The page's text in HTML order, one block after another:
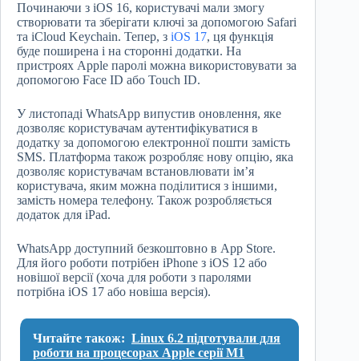
Починаючи з iOS 16, користувачі мали змогу
створювати та зберігати ключі за допомогою Safari
та iCloud Keychain. Тепер, з iOS 17, ця функція
буде поширена і на сторонні додатки. На
пристроях Apple паролі можна використовувати за
допомогою Face ID або Touch ID.
У листопаді WhatsApp випустив оновлення, яке
дозволяє користувачам аутентифікуватися в
додатку за допомогою електронної пошти замість
SMS. Платформа також розробляє нову опцію, яка
дозволяє користувачам встановлювати ім’я
користувача, яким можна поділитися з іншими,
замість номера телефону. Також розробляється
додаток для iPad.
WhatsApp доступний безкоштовно в App Store.
Для його роботи потрібен iPhone з iOS 12 або
новішої версії (хоча для роботи з паролями
потрібна iOS 17 або новіша версія).
Читайте також: Linux 6.2 підготували для
роботи на процесорах Apple серії M1